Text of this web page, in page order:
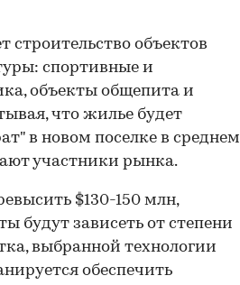
объектов
спортивные и
объекты общепита и
что жилье будет
в новом поселке в среднем
участники рынка.
$130-150 млн,
будут зависеть от степени
выбранной технологии
обеспечить